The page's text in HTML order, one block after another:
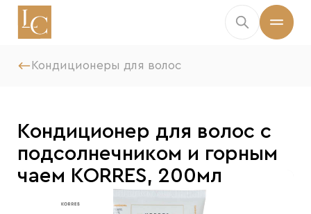
Кондиционеры для волос
Кондиционер для волос с
подсолнечником и горным
чаем KORRES, 200мл